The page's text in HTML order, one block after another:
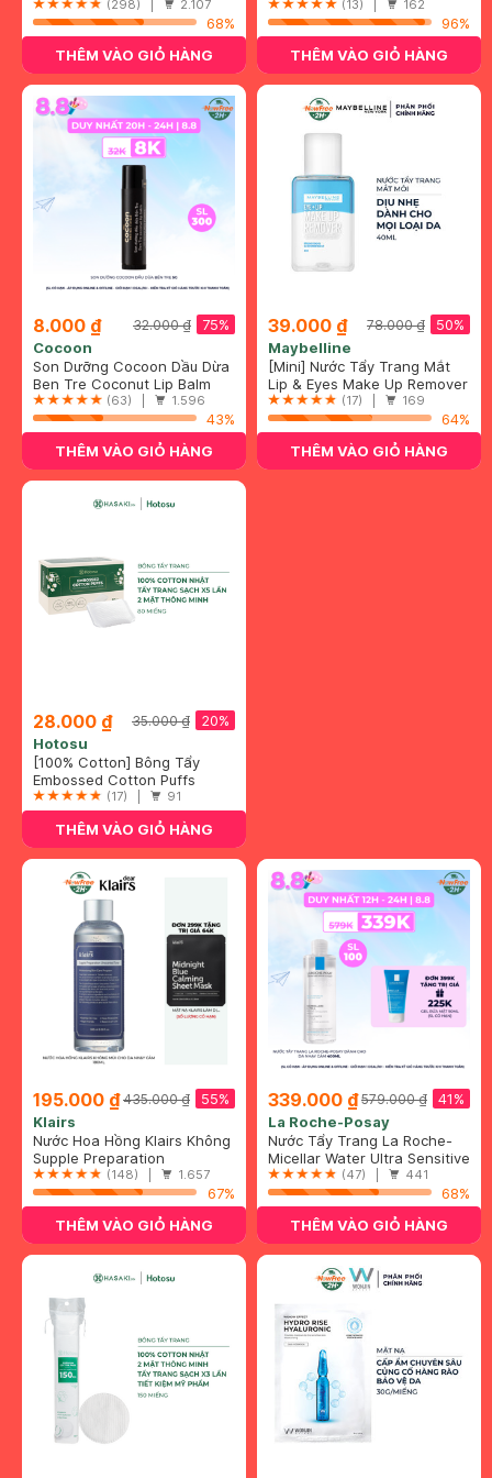
400ml
Refreshing Even For
Sensitive Skin
(298) | 2.107
68%
THÊM VÀO GIỎ HÀNG
(13) | 162
96%
THÊM VÀO GIỎ HÀNG
8.000 ₫ 75%
32.000 ₫
Cocoon
Son Dưỡng Cocoon Dầu Dừa
Bến Tre 5g
Ben Tre Coconut Lip Balm
(63) | 1.596
43%
THÊM VÀO GIỎ HÀNG
39.000 ₫ 50%
78.000 ₫
Maybelline
[Mini] Nước Tẩy Trang Mắt
Môi Maybelline 40ml
Lip & Eyes Make Up Remover
(17) | 169
64%
THÊM VÀO GIỎ HÀNG
28.000 ₫ 20%
35.000 ₫
Hotosu
[100% Cotton] Bông Tẩy
Trang Hotosu Hộp 80 Miếng
Embossed Cotton Puffs
(17) | 91
THÊM VÀO GIỎ HÀNG
195.000 ₫ 55%
435.000 ₫
Klairs
Nước Hoa Hồng Klairs Không
Mùi Cho Da Nhạy Cảm 180ml
Supple Preparation
Unscented Toner
(148) | 1.657
67%
THÊM VÀO GIỎ HÀNG
339.000 ₫ 41%
579.000 ₫
La Roche-Posay
Nước Tẩy Trang La Roche-
Posay Dành Cho Da Nhạy
Cảm 400ml
Micellar Water Ultra Sensitive
Skin
(47) | 441
68%
THÊM VÀO GIỎ HÀNG